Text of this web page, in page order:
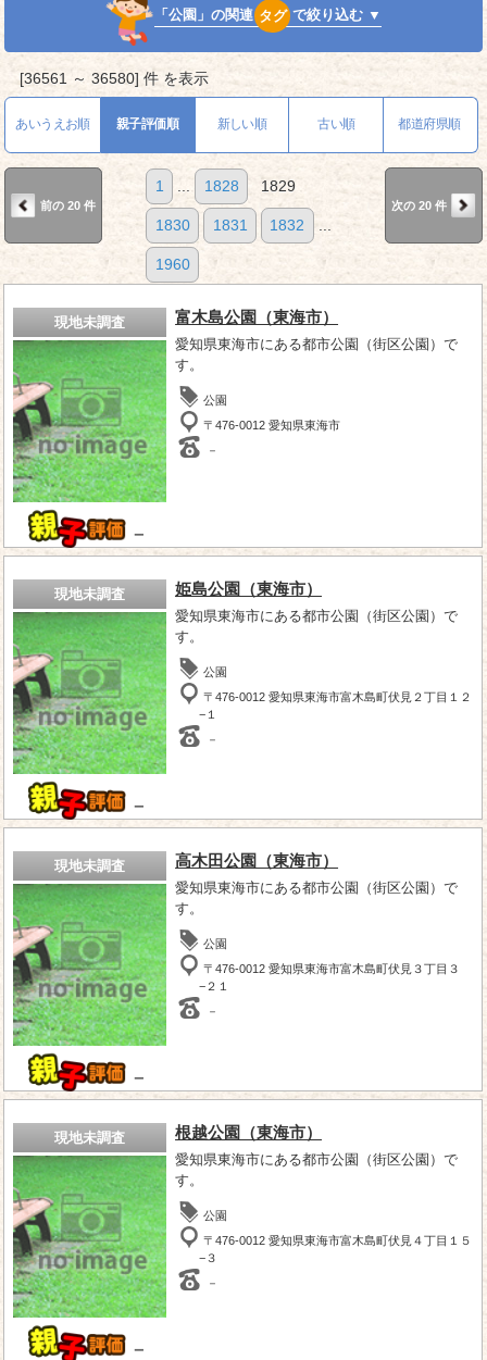
「公園」の関連 タグ で絞り込む ▼
[36561 ～ 36580] 件 を表示
あいうえお順 親子評価順 新しい順 古い順 都道府県順
前の 20 件
1 ... 1828 1829
1830 1831 1832 ...
1960
次の 20 件
現地未調査
－
富木島公園（東海市）
愛知県東海市にある都市公園（街区公園）で
す。
公園
〒476-0012 愛知県東海市
－
現地未調査
－
姫島公園（東海市）
愛知県東海市にある都市公園（街区公園）で
す。
公園
〒476-0012 愛知県東海市富木島町伏見２丁目１２
−１
－
現地未調査
－
高木田公園（東海市）
愛知県東海市にある都市公園（街区公園）で
す。
公園
〒476-0012 愛知県東海市富木島町伏見３丁目３
−２１
－
現地未調査
－
根越公園（東海市）
愛知県東海市にある都市公園（街区公園）で
す。
公園
〒476-0012 愛知県東海市富木島町伏見４丁目１５
−３
－